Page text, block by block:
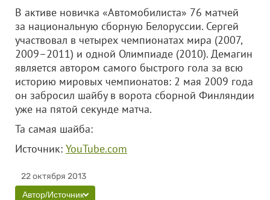
В активе новичка «Автомобилиста» 76 матчей
за национальную сборную Белоруссии. Сергей
участвовал в четырех чемпионатах мира (2007,
2009–2011) и одной Олимпиаде (2010). Демагин
является автором самого быстрого гола за всю
историю мировых чемпионатов: 2 мая 2009 года
он забросил шайбу в ворота сборной Финляндии
уже на пятой секунде матча.
Та самая шайба:
Источник: YouTube.com
22 октября 2013
Автор/Источник